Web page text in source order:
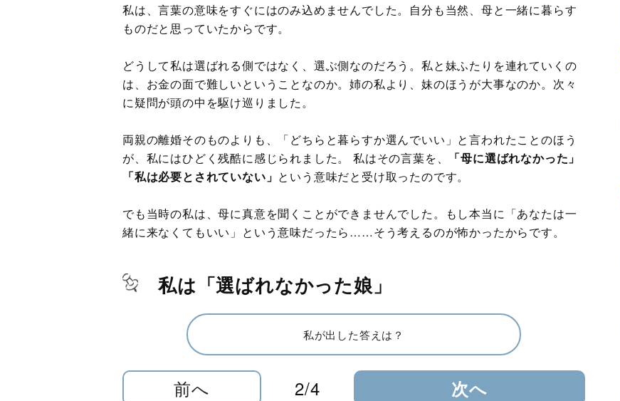
私は、言葉の意味をすぐにはのみ込めませんでした。自分も当然、母と一緒に暮らす
ものだと思っていたからです。
どうして私は選ばれる側ではなく、選ぶ側なのだろう。私と妹ふたりを連れていくの
は、お金の面で難しいということなのか。姉の私より、妹のほうが大事なのか。次々
に疑問が頭の中を駆け巡りました。
両親の離婚そのものよりも、「どちらと暮らすか選んでいい」と言われたことのほう
が、私にはひどく残酷に感じられました。 私はその言葉を、
「母に選ばれなかった」
「私は必要とされていない」 という意味だと受け取ったのです。
でも当時の私は、母に真意を聞くことができませんでした。もし本当に「あなたは一
緒に来なくてもいい」という意味だったら……そう考えるのが怖かったからです。
私は「選ばれなかった娘」
私が出した答えは？
前へ 2/4 次へ